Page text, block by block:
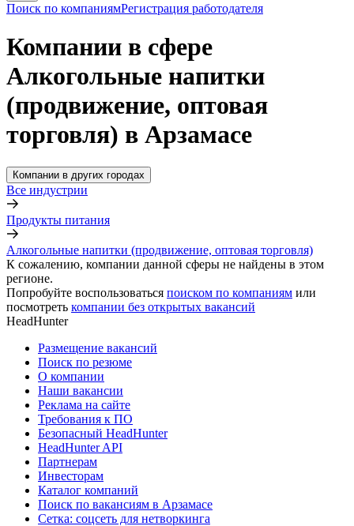
Поиск по компаниямРегистрация работодателя
Компании в сфере
Алкогольные напитки
(продвижение, оптовая
торговля) в Арзамасе
Компании в других городах
Все индустрии
Продукты питания
Алкогольные напитки (продвижение, оптовая торговля)
К сожалению, компании данной сферы не найдены в этом
регионе.
Попробуйте воспользоваться поиском по компаниям или
посмотреть компании без открытых вакансий
HeadHunter
Размещение вакансий
Поиск по резюме
О компании
Наши вакансии
Реклама на сайте
Требования к ПО
Безопасный HeadHunter
HeadHunter API
Партнерам
Инвесторам
Каталог компаний
Поиск по вакансиям в Арзамасе
Сетка: соцсеть для нетворкинга